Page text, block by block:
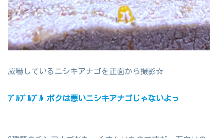
威嚇しているニシキアナゴを正面から撮影☆
ﾌﾟﾙﾌﾟﾙﾌﾟﾙ ボクは悪いニシキアナゴじゃないよっ